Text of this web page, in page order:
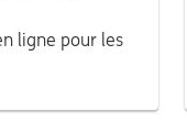
ligne pour les